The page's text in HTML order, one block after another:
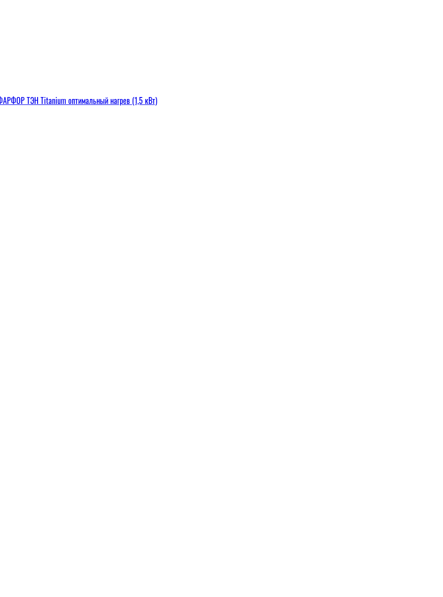
ТЭН Titanium оптимальный нагрев (1,5 кВт)
CF8) Ду 32-Ду200
с эпоксидным покрытием) Ду32-Ду200